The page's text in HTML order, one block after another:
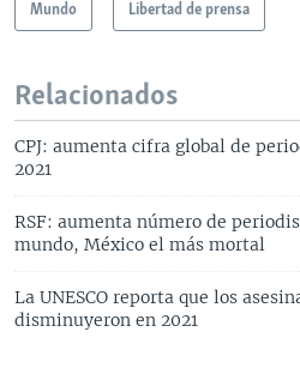
Mundo Libertad de prensa
Relacionados
CPJ: aumenta cifra global de
2021
RSF: aumenta número de
mundo, México el más mortal
La UNESCO reporta que los
disminuyeron en 2021